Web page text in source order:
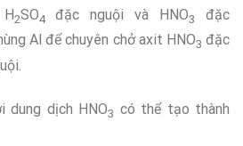
2SO4 đặc nguội và HNO3
đặc
Al để chuyên chở axit HNO3 đặc
dung dịch HNO3 có thể tạo thành